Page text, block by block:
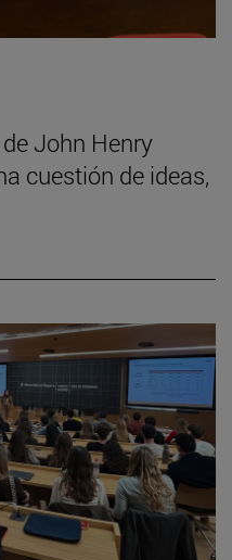
John Henry
cuestión de ideas,